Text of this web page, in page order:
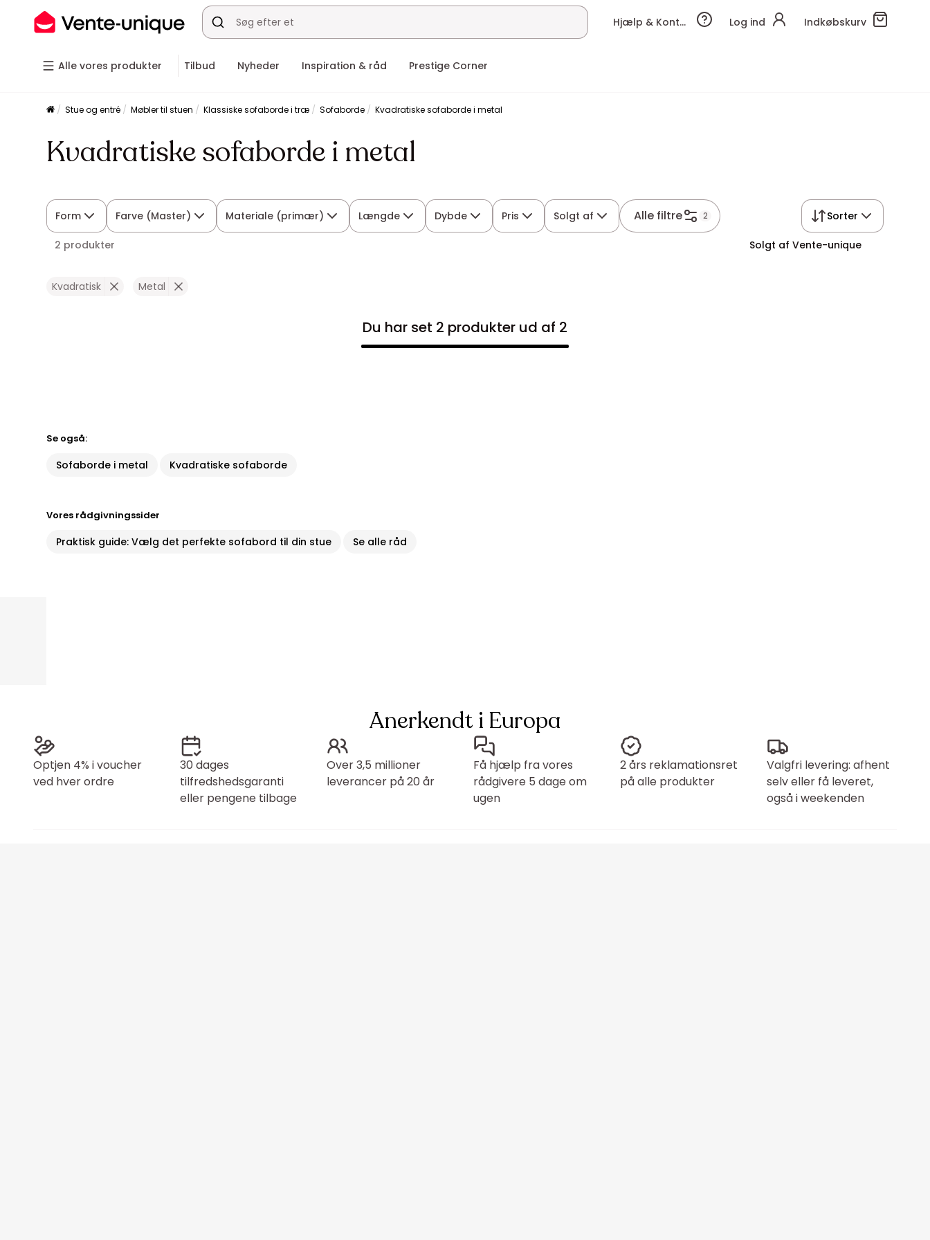
Hjælp & Kontakt Log ind Indkøbskurv
Alle vores produkter Tilbud Nyheder Inspiration & råd Prestige Corner
Stue og entré Møbler til stuen Klassiske sofaborde i træ Sofaborde Kvadratiske sofaborde i metal
Kvadratiske sofaborde i metal
Form Farve (Master) Materiale (primær) Længde Dybde Pris Solgt af Alle filtre 2 Sorter
2 produkter Solgt af Vente-unique
Kvadratisk Metal
Du har set 2 produkter ud af 2
Se også:
Sofaborde i metal Kvadratiske sofaborde
Vores rådgivningssider
Praktisk guide: Vælg det perfekte sofabord til din stue Se alle råd
Anerkendt i Europa
Optjen 4% i voucher
ved hver ordre
30 dages
tilfredshedsgaranti
eller pengene tilbage
Over 3,5 millioner
leverancer på 20 år
Få hjælp fra vores
rådgivere 5 dage om
ugen
2 års reklamationsret
på alle produkter
Valgfri levering: afhent
selv eller få leveret,
også i weekenden